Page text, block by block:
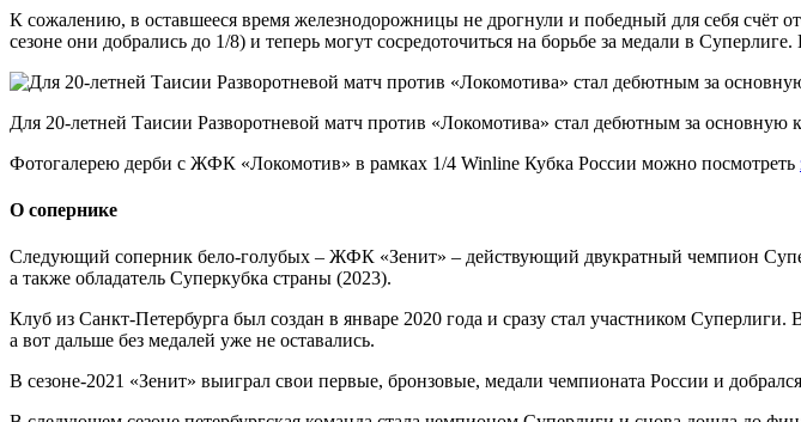
К сожалению, в оставшееся время железнодорожницы не дрогнули и победный для себя счёт
сезоне они добрались до 1/8) и теперь могут сосредоточиться на борьбе за медали в
Для 20-летней Таисии Разворотневой матч против «Локомотива» стал дебютным за основную
Фотогалерею дерби с ЖФК «Локомотив» в рамках 1/4 Winline Кубка России можно посмотреть
О сопернике
Следующий соперник бело-голубых – ЖФК «Зенит» – действующий двукратный чемпион
а также обладатель Суперкубка страны (2023).
Клуб из Санкт-Петербурга был создан в январе 2020 года и сразу стал участником
а вот дальше без медалей уже не оставались.
В сезоне-2021 «Зенит» выиграл свои первые, бронзовые, медали чемпионата России и